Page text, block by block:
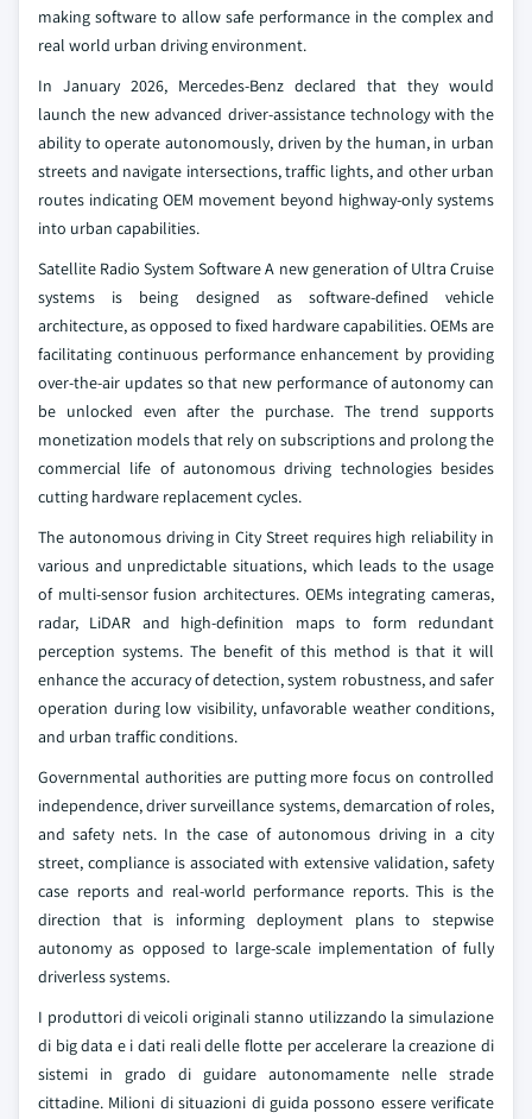
making software to allow safe performance in the complex and
real world urban driving environment.
In January 2026, Mercedes-Benz declared that they would
launch the new advanced driver-assistance technology with the
ability to operate autonomously, driven by the human, in urban
streets and navigate intersections, traffic lights, and other urban
routes indicating OEM movement beyond highway-only systems
into urban capabilities.
Satellite Radio System Software A new generation of Ultra Cruise
systems is being designed as software-defined vehicle
architecture, as opposed to fixed hardware capabilities. OEMs are
facilitating continuous performance enhancement by providing
over-the-air updates so that new performance of autonomy can
be unlocked even after the purchase. The trend supports
monetization models that rely on subscriptions and prolong the
commercial life of autonomous driving technologies besides
cutting hardware replacement cycles.
The autonomous driving in City Street requires high reliability in
various and unpredictable situations, which leads to the usage
of multi-sensor fusion architectures. OEMs integrating cameras,
radar, LiDAR and high-definition maps to form redundant
perception systems. The benefit of this method is that it will
enhance the accuracy of detection, system robustness, and safer
operation during low visibility, unfavorable weather conditions,
and urban traffic conditions.
Governmental authorities are putting more focus on controlled
independence, driver surveillance systems, demarcation of roles,
and safety nets. In the case of autonomous driving in a city
street, compliance is associated with extensive validation, safety
case reports and real-world performance reports. This is the
direction that is informing deployment plans to stepwise
autonomy as opposed to large-scale implementation of fully
driverless systems.
I produttori di veicoli originali stanno utilizzando la simulazione
di big data e i dati reali delle flotte per accelerare la creazione di
sistemi in grado di guidare autonomamente nelle strade
cittadine. Milioni di situazioni di guida possono essere verificate